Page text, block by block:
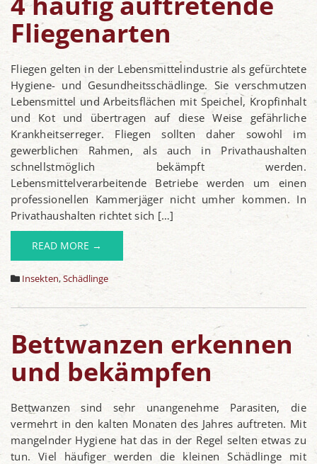
Fliegenarten
Fliegen gelten in der Lebensmittelindustrie als gefürchtete
Hygiene- und Gesundheitsschädlinge. Sie verschmutzen
Lebensmittel und Arbeitsflächen mit Speichel, Kropfinhalt
und Kot und übertragen auf diese Weise gefährliche
Krankheitserreger. Fliegen sollten daher sowohl im
gewerblichen Rahmen, als auch in Privathaushalten
schnellstmöglich bekämpft werden.
Lebensmittelverarbeitende Betriebe werden um einen
professionellen Kammerjäger nicht umher kommen. In
Privathaushalten richtet sich […]
READ MORE →
Insekten,Schädlinge
Bettwanzen erkennen
und bekämpfen
Bettwanzen sind sehr unangenehme Parasiten, die
vermehrt in den kalten Monaten des Jahres auftreten. Mit
mangelnder Hygiene hat das in der Regel selten etwas zu
tun. Viel häufiger werden die kleinen Schädlinge mit